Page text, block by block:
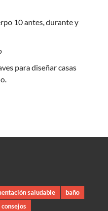
10 antes, durante y
para diseñar casas
saludable
baño
consejos